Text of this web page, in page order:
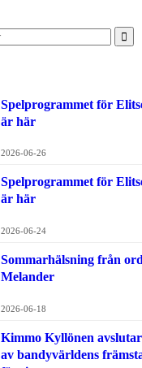
Spelprogrammet för
är här
2026-06-26
Spelprogrammet för
är här
2026-06-24
Sommarhälsning från
Melander
2026-06-18
Kimmo Kyllönen
av bandyvärldens